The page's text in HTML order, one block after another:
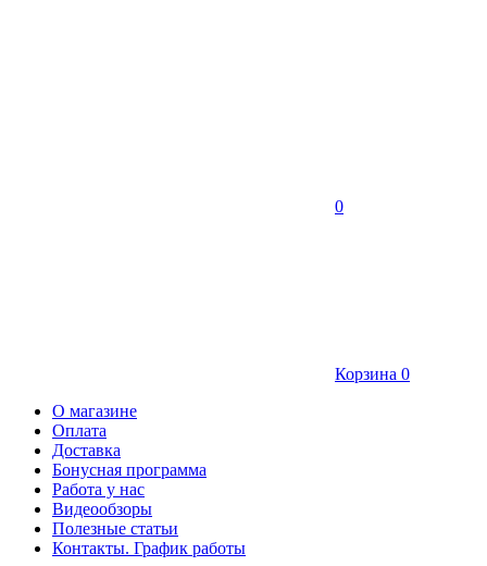
0
Корзина 0
О магазине
Оплата
Доставка
Бонусная программа
Работа у нас
Видеообзоры
Полезные статьи
Контакты. График работы